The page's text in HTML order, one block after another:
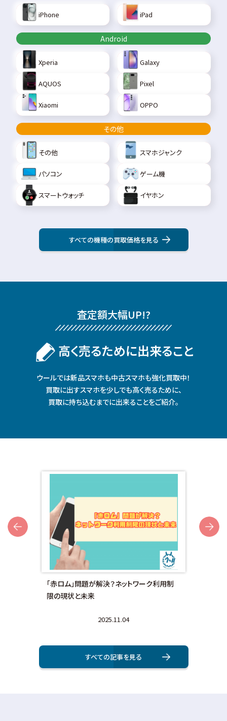
iPhone iPad
Android
Xperia Galaxy
AQUOS Pixel
Xiaomi OPPO
その他
その他 スマホジャンク
パソコン ゲーム機
スマートウォッチ イヤホン
すべての機種の買取価格を見る
査定額⼤幅UP!?
⾼く売るために出来ること
ウールでは新品スマホも中古スマホも強化買取中！
買取に出すスマホを少しでも⾼く売るために、
買取に持ち込むまでに出来ることをご紹介。
「赤ロム」問題が解決？ネットワーク利用制
限の現状と未来
2025.11.04
Next
すべての記事を⾒る